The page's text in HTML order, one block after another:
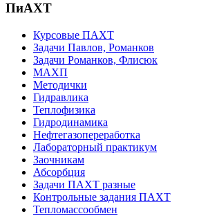
ПиАХТ
Курсовые ПАХТ
Задачи Павлов, Романков
Задачи Романков, Флисюк
МАХП
Методички
Гидравлика
Теплофизика
Гидродинамика
Нефтегазопереработка
Лабораторный практикум
Заочникам
Абсорбция
Задачи ПАХТ разные
Контрольные задания ПАХТ
Тепломассообмен